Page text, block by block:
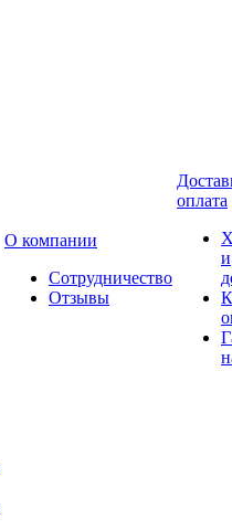
О компании
Сотрудничество
Отзывы
оплата
и